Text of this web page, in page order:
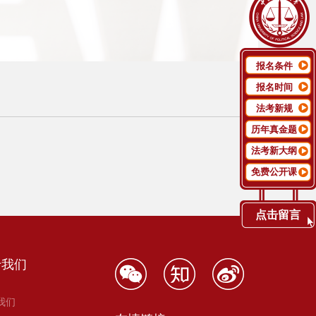
报名条件
报名时间
法考新规
历年真金题
法考新大纲
免费公开课
点击留言
们
们